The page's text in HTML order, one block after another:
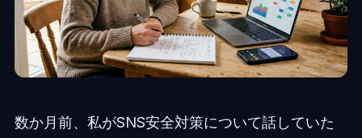
数か月前、私がSNS安全対策について話していた